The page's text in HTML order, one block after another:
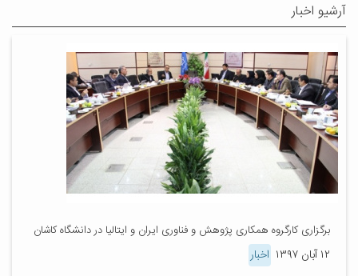
آرشیو اخبار
برگزاری کارگروه همکاری پژوهش و فناوری ایران و ایتالیا در دانشگاه کاشان
۱۲ آبان ۱۳۹۷ اخبار